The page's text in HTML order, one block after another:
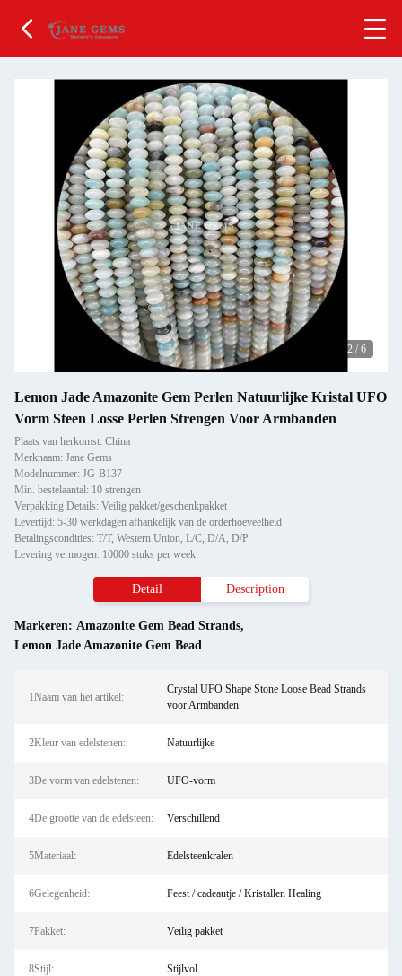
2 / 6
Lemon Jade Amazonite Gem Perlen Natuurlijke Kristal UFO
Vorm Steen Losse Perlen Strengen Voor Armbanden
Plaats van herkomst: China
Merknaam: Jane Gems
Modelnummer: JG-B137
Min. bestelaantal: 10 strengen
Verpakking Details: Veilig pakket/geschenkpakket
Levertijd: 5-30 werkdagen afhankelijk van de orderhoeveelheid
Betalingscondities: T/T, Western Union, L/C, D/A, D/P
Levering vermogen: 10000 stuks per week
Detail Description
Markeren: Amazonite Gem Bead Strands,
Lemon Jade Amazonite Gem Bead
1Naam van het artikel:
Crystal UFO Shape Stone Loose Bead Strands
voor Armbanden
2Kleur van edelstenen: Natuurlijke
3De vorm van edelstenen: UFO-vorm
4De grootte van de edelsteen: Verschillend
5Materiaal: Edelsteenkralen
6Gelegenheid: Feest / cadeautje / Kristallen Healing
7Pakket: Veilig pakket
8Stijl: Stijlvol.